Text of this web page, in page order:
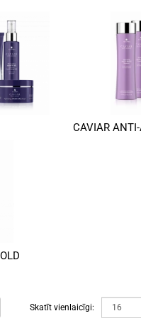
CAVIAR
Skatīt vienlaicīgi: